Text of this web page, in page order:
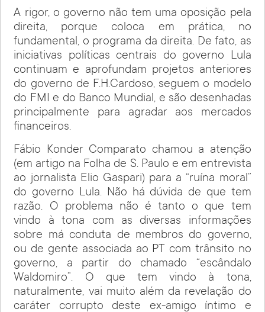
A rigor, o governo não tem uma oposição pela
direita, porque coloca em prática, no
fundamental, o programa da direita. De fato, as
iniciativas políticas centrais do governo Lula
continuam e aprofundam projetos anteriores
do governo de F.H.Cardoso, seguem o modelo
do FMI e do Banco Mundial, e são desenhadas
principalmente para agradar aos mercados
financeiros.
Fábio Konder Comparato chamou a atenção
(em artigo na Folha de S. Paulo e em entrevista
ao jornalista Elio Gaspari) para a “ruína moral”
do governo Lula. Não há dúvida de que tem
razão. O problema não é tanto o que tem
vindo à tona com as diversas informações
sobre má conduta de membros do governo,
ou de gente associada ao PT com trânsito no
governo, a partir do chamado “escândalo
Waldomiro”. O que tem vindo à tona,
naturalmente, vai muito além da revelação do
caráter corrupto deste ex-amigo íntimo e